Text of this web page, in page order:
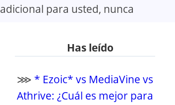
adicional para usted, nunca
Has leído
⋙ * Ezoic* vs MediaVine vs
Athrive: ¿Cuál es mejor para